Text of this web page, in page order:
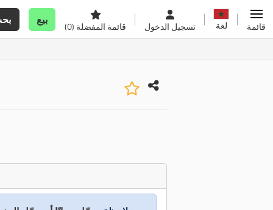
بيع
قائمة المفضلة (0) تسجيل الدخول لغة قائمة